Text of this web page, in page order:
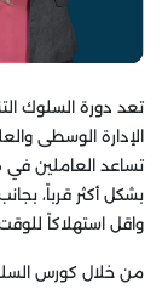
تعد دورة السلوك
الإدارة الوسطى
تساعد العاملين في
بشكل أكثر قرباً،
واقل استهلاكاً
من خلال كورس